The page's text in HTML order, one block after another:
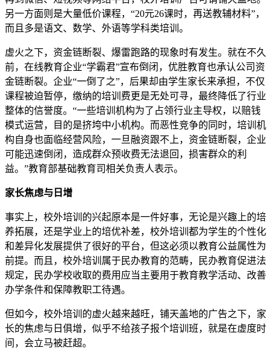
另一方面则是大量低价课程，“20元26课时，再送教辅材料”，
而且多是语文、数学、外语等学科类培训。
虚火之下，资金链断裂、爆雷跑路的现象时有发生。就在不久
前，在线教育企业“学霸君”宣布倒闭，优胜教育也承认公司资
金链断裂。企业“一倒了之”，后果却由学生家长来承担，不仅
课程被迫暂停，缴纳的培训费更是无处可寻，最终降低了行业
整体的信誉度。“一些培训机构为了占领行业主导权，以赔钱
模式运营，目的是挤垮中小机构。而恶性竞争的同时，培训机
构自身也面临经营风险，一旦融资跟不上，资金链断裂，企业
可能迅速倒闭，造成群众预收费无法退回，损害群众的利
益。”教育部基础教育司相关负责人表示。
家长焦虑与日增
事实上，校外培训的兴起原本是一件好事，无论是兴趣上的培
养拓展，还是学业上的培优补差，校外培训都为学生的个性化
和差异化发展提供了很好的平台，但这必须以教育公益属性为
前提。而且，校外培训属于民办教育的范畴，民办教育促进法
规定，民办学校收取的费用应当主要用于教育教学活动、改善
办学条件和保障教职工待遇。
但如今，校外培训的虚火越来越旺，铺天盖地的广告之下，家
长的焦虑与日俱增，似乎不给孩子报个培训班，就是在虚度时
间，会立马被赶超。